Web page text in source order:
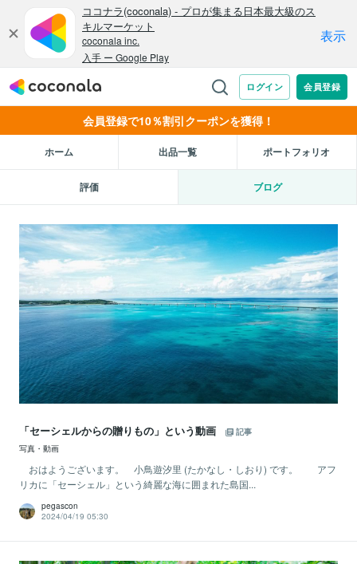
会員登録で10％割引クーポンを獲得！
ホーム 出品一覧 ポートフォリオ
評価 ブログ
「セーシェルからの贈りもの」という動画
記事
写真・動画
おはようございます。 小鳥遊汐里 (たかなし・しおり) です。 アフ
リカに「セーシェル」という綺麗な海に囲まれた島国...
pegascon
2024/04/19 05:30